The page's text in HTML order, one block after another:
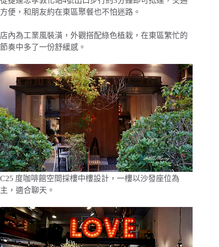
方便，和朋友約在東區聚餐也不怕迷路。
店內為工業風裝潢，外觀搭配綠色植栽，在東區繁忙的
節奏中多了一份舒緩感。
C25 度咖啡館空間採樓中樓設計，一樓以沙發座位為
主，適合聊天。